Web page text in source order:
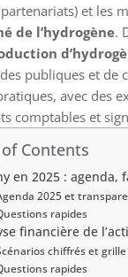
et les
de l’hydrogène.
publiques et de
avec des
comptables et
Contents
en 2025 :
2025 et
rapides
financière de
chiffrés et
rapides